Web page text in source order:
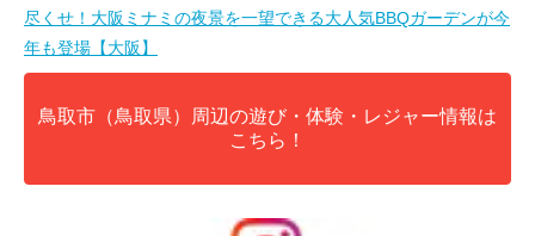
尽くせ！大阪ミナミの夜景を一望できる大人気BBQガーデンが今
年も登場【大阪】
鳥取市（鳥取県）周辺の遊び・体験・レジャー情報は
こちら！